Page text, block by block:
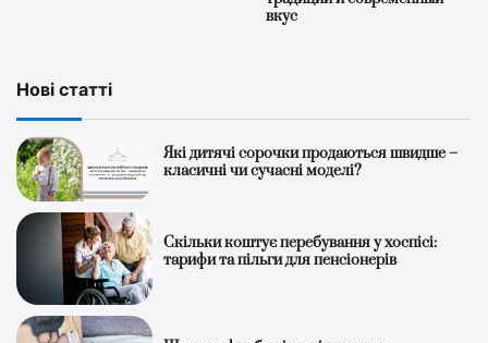
вкус
Нові статті
Які дитячі сорочки продаються швидше –
класичні чи сучасні моделі?
Скільки коштує перебування у хоспісі:
тарифи та пільги для пенсіонерів